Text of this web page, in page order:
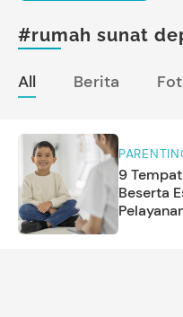
#rumah sunat
All Berita
9
Beserta